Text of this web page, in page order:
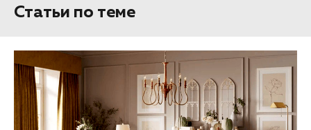
Статьи по теме